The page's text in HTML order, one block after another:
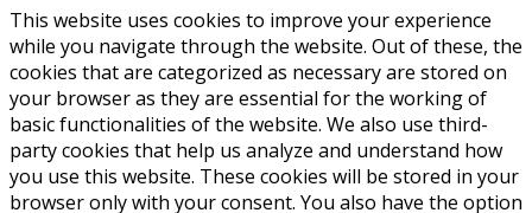
This website uses cookies to improve your experience
while you navigate through the website. Out of these, the
cookies that are categorized as necessary are stored on
your browser as they are essential for the working of
basic functionalities of the website. We also use third-
party cookies that help us analyze and understand how
you use this website. These cookies will be stored in your
browser only with your consent. You also have the option